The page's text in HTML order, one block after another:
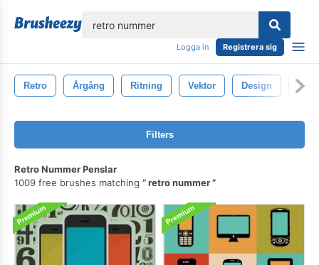
Logga in Registrera sig
Retro Årgång Ritning Vektor Design
Filters
Retro Nummer Penslar
1009 free brushes matching
retro nummer